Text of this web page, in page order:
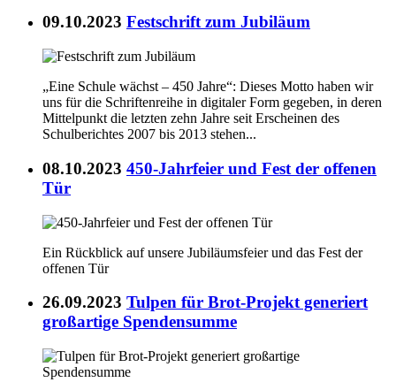
09.10.2023 Festschrift zum Jubiläum
„Eine Schule wächst – 450 Jahre“: Dieses Motto haben wir
uns für die Schriftenreihe in digitaler Form gegeben, in deren
Mittelpunkt die letzten zehn Jahre seit Erscheinen des
Schulberichtes 2007 bis 2013 stehen...
08.10.2023 450-Jahrfeier und Fest der offenen
Tür
Ein Rückblick auf unsere Jubiläumsfeier und das Fest der
offenen Tür
26.09.2023 Tulpen für Brot-Projekt generiert
großartige Spendensumme